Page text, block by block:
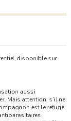
disponible sur
aussi
Mais attention, s’il ne
est le refuge